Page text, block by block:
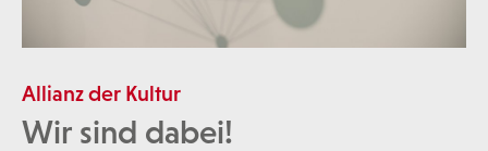
Allianz der Kultur
Wir sind dabei!